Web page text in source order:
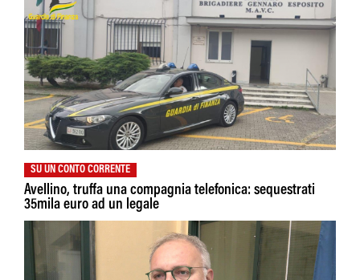
SU UN CONTO CORRENTE
Avellino, truffa una compagnia telefonica: sequestrati
35mila euro ad un legale